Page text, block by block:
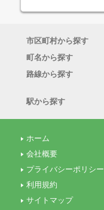
市区町村から探す
町名から探す
路線から探す
駅から探す
ホーム
会社概要
プライバシーポリシー
利用規約
サイトマップ